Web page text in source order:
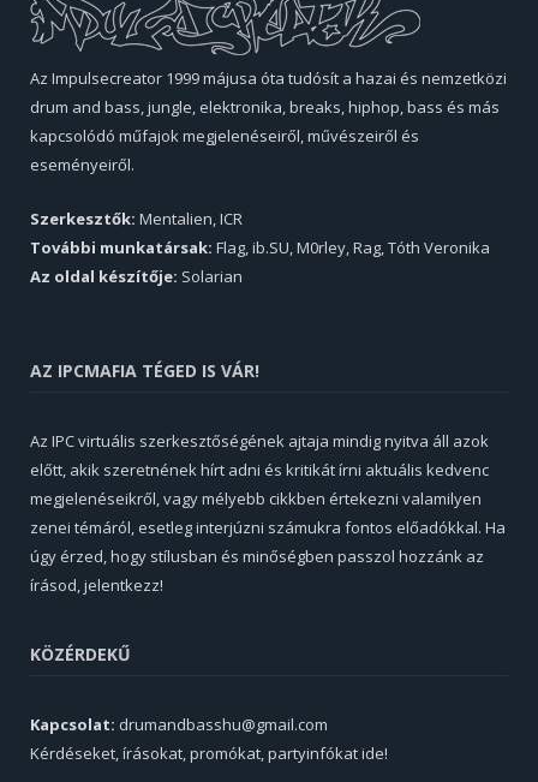
Az Impulsecreator 1999 májusa óta tudósít a hazai és nemzetközi
drum and bass, jungle, elektronika, breaks, hiphop, bass és más
kapcsolódó műfajok megjelenéseiről, művészeiről és
eseményeiről.
Szerkesztők: Mentalien, ICR
További munkatársak: Flag, ib.SU, M0rley, Rag, Tóth Veronika
Az oldal készítője: Solarian
AZ IPCMAFIA TÉGED IS VÁR!
Az IPC virtuális szerkesztőségének ajtaja mindig nyitva áll azok
előtt, akik szeretnének hírt adni és kritikát írni aktuális kedvenc
megjelenéseikről, vagy mélyebb cikkben értekezni valamilyen
zenei témáról, esetleg interjúzni számukra fontos előadókkal. Ha
úgy érzed, hogy stílusban és minőségben passzol hozzánk az
írásod, jelentkezz!
KÖZÉRDEKŰ
Kapcsolat: drumandbasshu@gmail.com
Kérdéseket, írásokat, promókat, partyinfókat ide!